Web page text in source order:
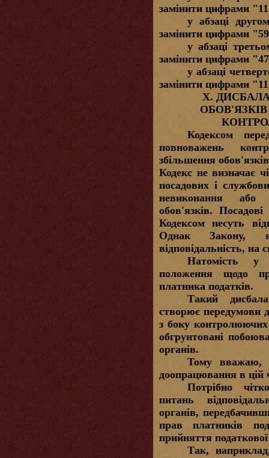
замінити цифрами
у абзаці
замінити цифрами
у абзаці
замінити цифрами
у абзаці
замінити цифрами
Х.
Кодексом
повноважень
збільшення
Кодекс не визначає
посадових і
невиконання або
обов'язків.
Кодексом несуть
Однак Закону,
відповідальність, на
Натомість у
положення щодо
платника податків.
Такий
створює передумови
з боку контролюючих
обгрунтовані
органів.
Тому вважаю,
доопрацювання в цій
Потрібно
питань
органів,
прав платників
прийняття
Так,